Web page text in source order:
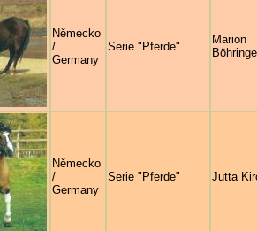
Německo
/
Germany
Serie "Pferde"
Marion
Německo
/
Germany
Serie "Pferde" Jutta